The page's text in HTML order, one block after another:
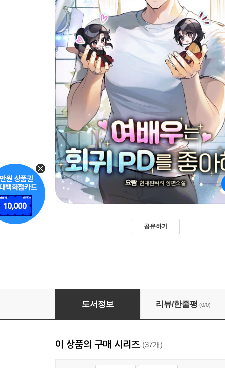
공유하기
여배우는 회귀 PD를 좋아해! 04권
도서정보 리뷰/한줄평 (0/0)
이 상품의 구매 시리즈 (37개)